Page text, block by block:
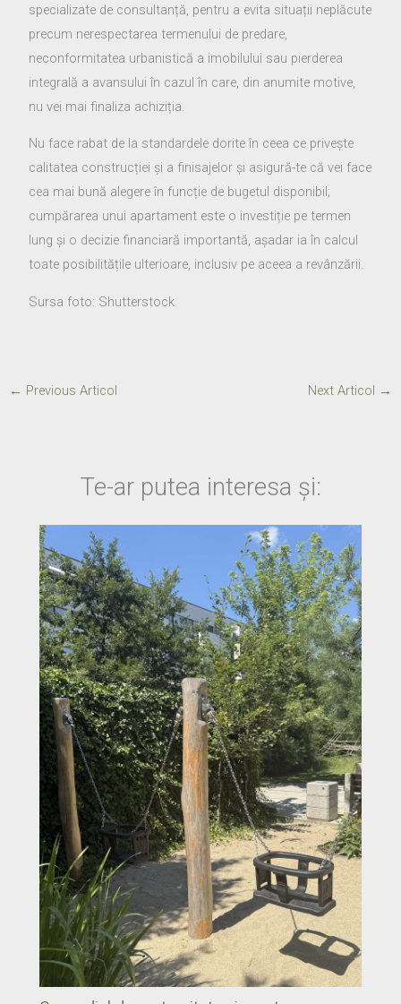
specializate de consultanță, pentru a evita situații neplăcute
precum nerespectarea termenului de predare,
neconformitatea urbanistică a imobilului sau pierderea
integrală a avansului în cazul în care, din anumite motive,
nu vei mai finaliza achiziția.
Nu face rabat de la standardele dorite în ceea ce privește
calitatea construcției și a finisajelor și asigură-te că vei face
cea mai bună alegere în funcție de bugetul disponibil;
cumpărarea unui apartament este o investiție pe termen
lung și o decizie financiară importantă, așadar ia în calcul
toate posibilitățile ulterioare, inclusiv pe aceea a revânzării.
Sursa foto: Shutterstock
← Previous Articol Next Articol →
Te-ar putea interesa și: